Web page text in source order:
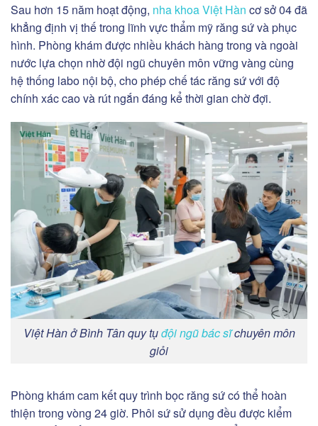
Sau hơn 15 năm hoạt động, nha khoa Việt Hàn cơ sở 04 đã
khẳng định vị thế trong lĩnh vực thẩm mỹ răng sứ và phục
hình. Phòng khám được nhiều khách hàng trong và ngoài
nước lựa chọn nhờ đội ngũ chuyên môn vững vàng cùng
hệ thống labo nội bộ, cho phép chế tác răng sứ với độ
chính xác cao và rút ngắn đáng kể thời gian chờ đợi.
Việt Hàn ở Bình Tân quy tụđội ngũ bác sĩchuyên môn
giỏi
Phòng khám cam kết quy trình bọc răng sứ có thể hoàn
thiện trong vòng 24 giờ. Phôi sứ sử dụng đều được kiểm